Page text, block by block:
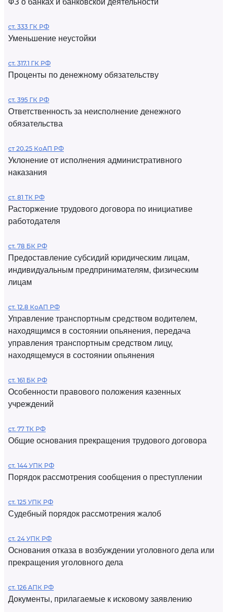
ФЗ о банках и банковской деятельности
ст. 333 ГК РФ
Уменьшение неустойки
ст. 317.1 ГК РФ
Проценты по денежному обязательству
ст. 395 ГК РФ
Ответственность за неисполнение денежного
обязательства
ст 20.25 КоАП РФ
Уклонение от исполнения административного
наказания
ст. 81 ТК РФ
Расторжение трудового договора по инициативе
работодателя
ст. 78 БК РФ
Предоставление субсидий юридическим лицам,
индивидуальным предпринимателям, физическим
лицам
ст. 12.8 КоАП РФ
Управление транспортным средством водителем,
находящимся в состоянии опьянения, передача
управления транспортным средством лицу,
находящемуся в состоянии опьянения
ст. 161 БК РФ
Особенности правового положения казенных
учреждений
ст. 77 ТК РФ
Общие основания прекращения трудового договора
ст. 144 УПК РФ
Порядок рассмотрения сообщения о преступлении
ст. 125 УПК РФ
Судебный порядок рассмотрения жалоб
ст. 24 УПК РФ
Основания отказа в возбуждении уголовного дела или
прекращения уголовного дела
ст. 126 АПК РФ
Документы, прилагаемые к исковому заявлению